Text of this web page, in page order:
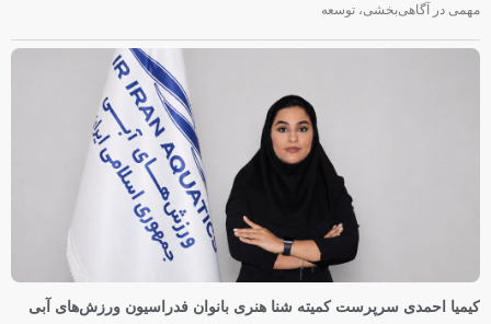
مهمی در آگاهی‌بخشی، توسعه
کیمیا احمدی سرپرست کمیته شنا هنری بانوان فدراسیون ورزش‌های آبی